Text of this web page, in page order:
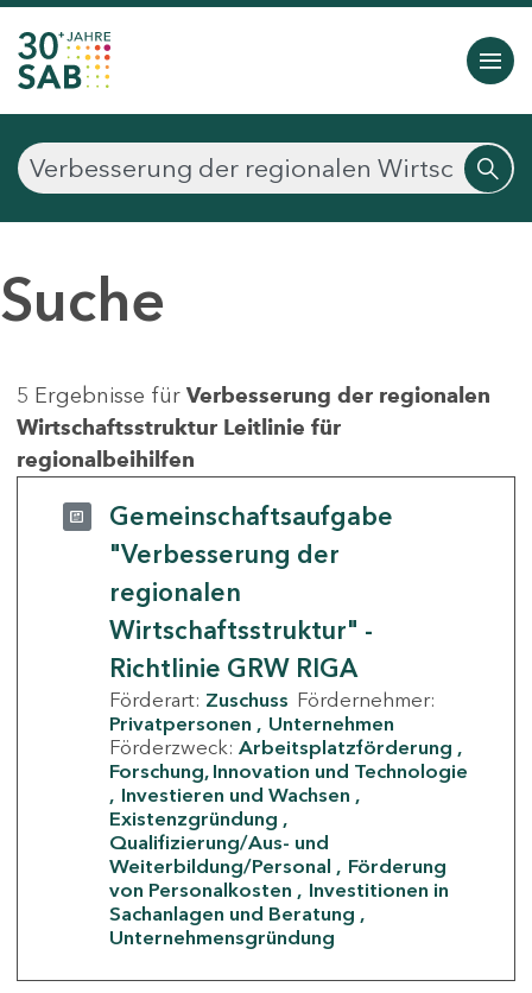
Suche
5 Ergebnisse für Verbesserung der regionalen
Wirtschaftsstruktur Leitlinie für
regionalbeihilfen
Gemeinschaftsaufgabe
"Verbesserung der
regionalen
Wirtschaftsstruktur" -
Richtlinie GRW RIGA
Förderart: Zuschuss Fördernehmer:
Privatpersonen
Unternehmen
Förderzweck: Arbeitsplatzförderung
Forschung, Innovation und Technologie
Investieren und Wachsen
Existenzgründung
Qualifizierung/Aus- und
Weiterbildung/Personal
Förderung
von Personalkosten
Investitionen in
Sachanlagen und Beratung
Unternehmensgründung